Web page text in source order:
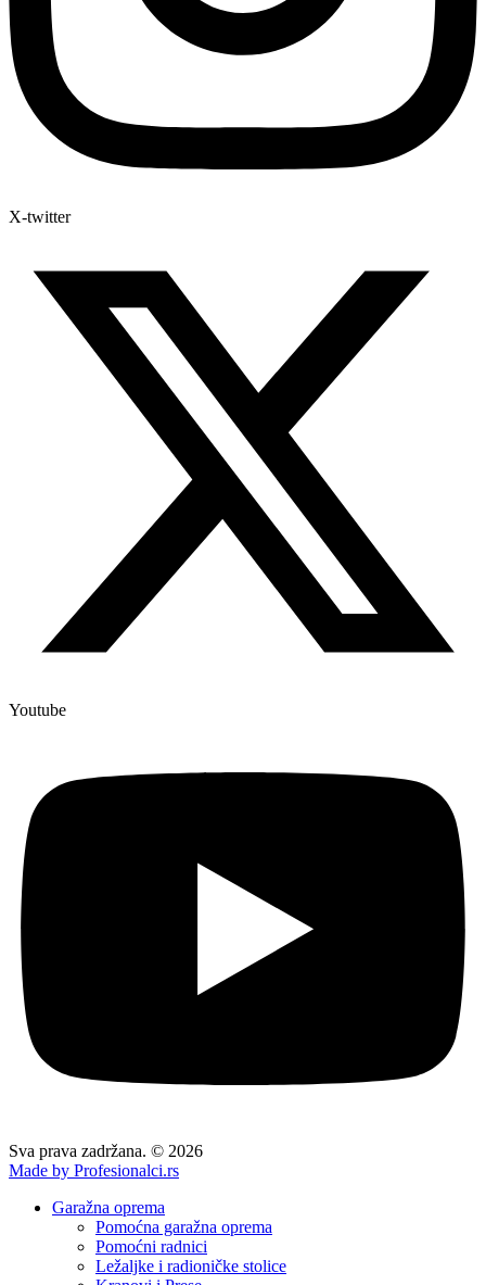
X-twitter
Youtube
Sva prava zadržana. © 2026
Made by Profesionalci.rs
Garažna oprema
Pomoćna garažna oprema
Pomoćni radnici
Ležaljke i radioničke stolice